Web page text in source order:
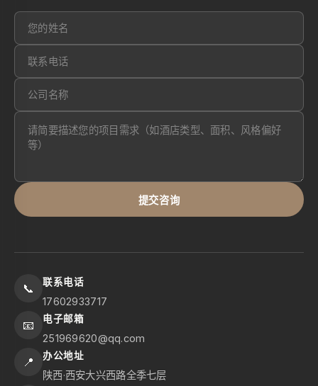
提交咨询
📞 联系电话
17602933717
📧 电子邮箱
251969620@qq.com
📍 办公地址
陕西·西安大兴西路全季七层